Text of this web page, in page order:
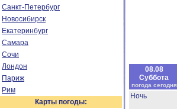
Санкт-Петербург
Новосибирск
Екатеринбург
Самара
Сочи
Лондон
Париж
Рим
Карты погоды:
08.08
Суббота
погода сегодня
Ночь